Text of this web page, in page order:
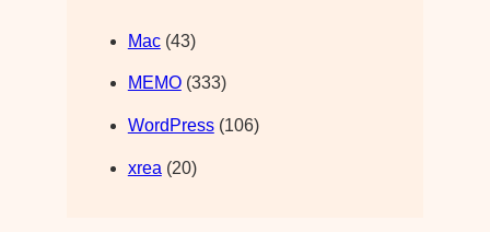
Mac(43)
MEMO(333)
WordPress(106)
xrea (20)